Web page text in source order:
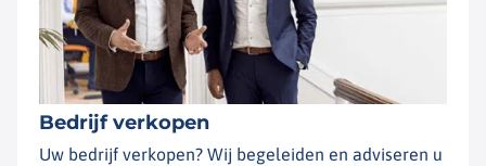
Bedrijf verkopen
Uw bedrijf verkopen? Wij begeleiden en adviseren u